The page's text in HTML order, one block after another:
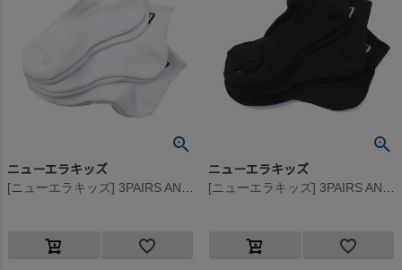
ニューエラキッズ
[ニューエラキッズ] 3PAIRS ANKLE SOCKS(WHITE) ホワイト
ニューエラキッズ
[ニューエラキッズ] 3PAIRS ANKLE SOCKS(BLACK) ブラック